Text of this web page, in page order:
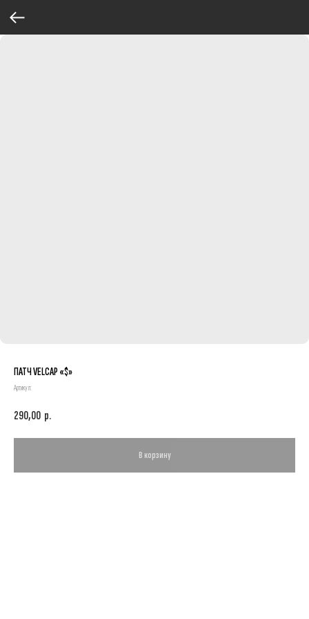
ПАТЧ VELCAP «$»
Артикул:
290,00 р.
В корзину